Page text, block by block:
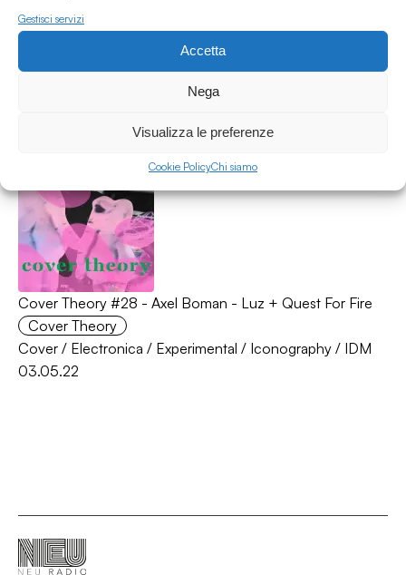
Gestisci servizi
Accetta
Nega
Visualizza le preferenze
Cookie PolicyChi siamo
Cover Theory #38 - Panda Bear & Sonic Boom Reset
Arte/Critica/Iconography/Neo-psychedelia/
Cover Theory #28 - Axel Boman - Luz + Quest For Fire
Cover Theory
Cover / Electronica / Experimental / Iconography / IDM
03.05.22